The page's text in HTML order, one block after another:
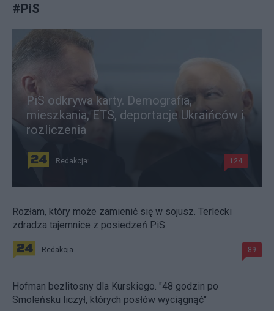
#PiS
PiS odkrywa karty. Demografia,
mieszkania, ETS, deportacje Ukraińców i
rozliczenia
Redakcja 124
Rozłam, który może zamienić się w sojusz. Terlecki
zdradza tajemnice z posiedzeń PiS
Redakcja 89
Hofman bezlitosny dla Kurskiego. "48 godzin po
Smoleńsku liczył, których posłów wyciągnąć"